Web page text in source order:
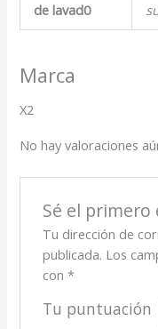
de lavad0
Marca
X2
No hay valoraciones
Sé el primero
Tu dirección de
publicada. Los
con *
Tu puntuación